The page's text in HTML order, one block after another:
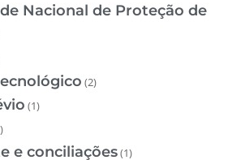
Nacional de Proteção de
(2)
(1)
e conciliações(1)